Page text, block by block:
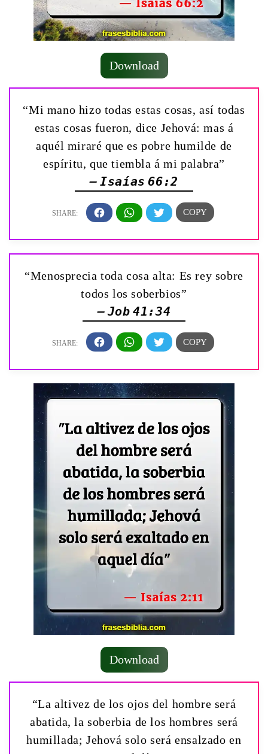
Download
“Mi mano hizo todas estas cosas, así todas
estas cosas fueron, dice Jehová: mas á
aquél miraré que es pobre humilde de
espíritu, que tiembla á mi palabra”
— Isaías 66:2
“Menosprecia toda cosa alta: Es rey sobre
todos los soberbios”
— Job 41:34
Download
“La altivez de los ojos del hombre será
abatida, la soberbia de los hombres será
humillada; Jehová solo será ensalzado en